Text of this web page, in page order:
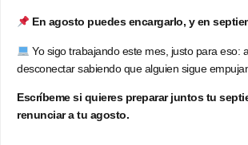
En agosto puedes encargarlo, y en
Yo sigo trabajando este mes, justo para eso:
desconectar sabiendo que alguien sigue
Escríbeme si quieres preparar juntos tu
renunciar a tu agosto.